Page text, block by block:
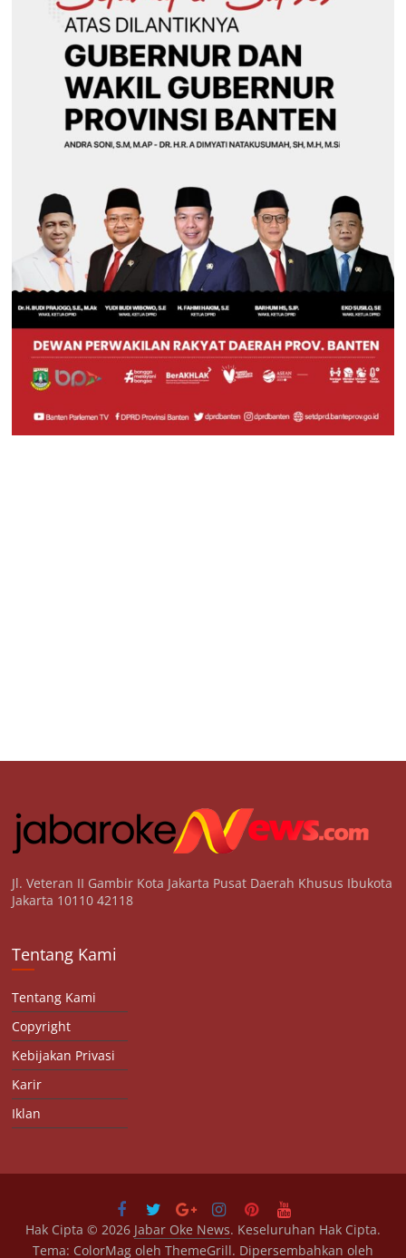
Jl. Veteran II Gambir Kota Jakarta Pusat Daerah Khusus Ibukota
Jakarta 10110 42118
Tentang Kami
Tentang Kami
Copyright
Kebijakan Privasi
Karir
Iklan
Hak Cipta © 2026 Jabar Oke News. Keseluruhan Hak Cipta.
Tema: ColorMagoleh ThemeGrill. Dipersembahkan oleh